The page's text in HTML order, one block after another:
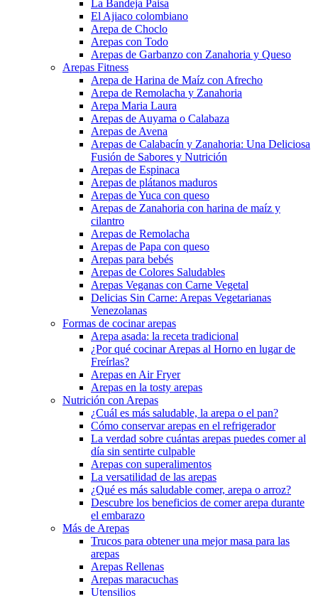
La Bandeja Paisa
El Ajiaco colombiano
Arepa de Choclo
Arepas con Todo
Arepas de Garbanzo con Zanahoria y Queso
Arepas Fitness
Arepa de Harina de Maíz con Afrecho
Arepa de Remolacha y Zanahoria
Arepa Maria Laura
Arepas de Auyama o Calabaza
Arepas de Avena
Arepas de Calabacín y Zanahoria: Una Deliciosa
Fusión de Sabores y Nutrición
Arepas de Espinaca
Arepas de plátanos maduros
Arepas de Yuca con queso
Arepas de Zanahoria con harina de maíz y
cilantro
Arepas de Remolacha
Arepas de Papa con queso
Arepas para bebés
Arepas de Colores Saludables
Arepas Veganas con Carne Vegetal
Delicias Sin Carne: Arepas Vegetarianas
Venezolanas
Formas de cocinar arepas
Arepa asada: la receta tradicional
¿Por qué cocinar Arepas al Horno en lugar de
Freírlas?
Arepas en Air Fryer
Arepas en la tosty arepas
Nutrición con Arepas
¿Cuál es más saludable, la arepa o el pan?
Cómo conservar arepas en el refrigerador
La verdad sobre cuántas arepas puedes comer al
día sin sentirte culpable
Arepas con superalimentos
La versatilidad de las arepas
¿Qué es más saludable comer, arepa o arroz?
Descubre los beneficios de comer arepa durante
el embarazo
Más de Arepas
Trucos para obtener una mejor masa para las
arepas
Arepas Rellenas
Arepas maracuchas
Utensilios